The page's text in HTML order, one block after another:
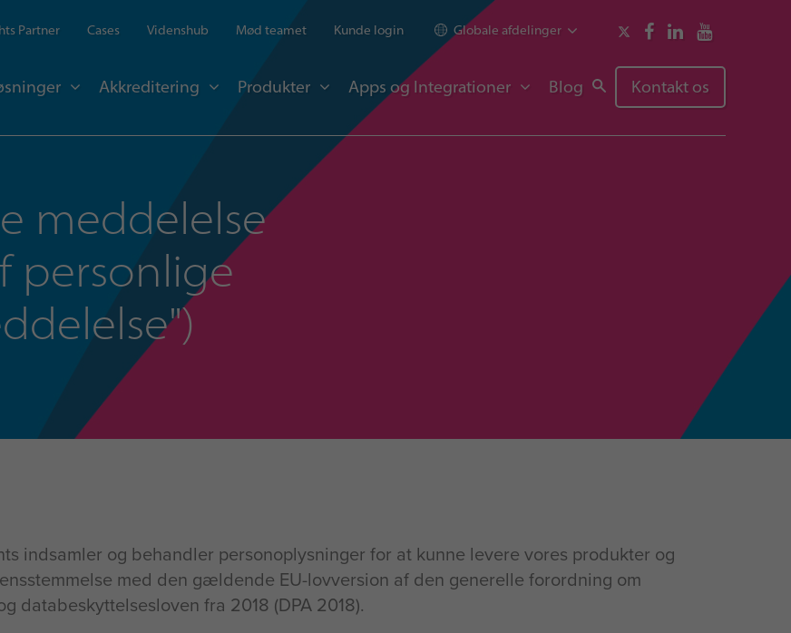
Partner Cases Videnshub Mød teamet Kunde login Globale afdelinger
Akkreditering Produkter Apps og Integrationer Blog Kontakt os
meddelelse
personlige
indsamler og behandler personoplysninger for at kunne levere vores produkter og
med den gældende EU-lovversion af den generelle forordning om
databeskyttelsesloven fra 2018 (DPA 2018).